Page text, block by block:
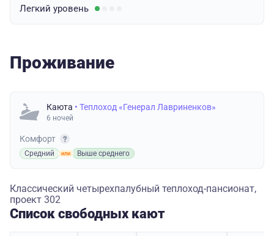
Легкий уровень
Проживание
Каюта • Теплоход «Генерал Лавриненков»
6 ночей
Комфорт
Средний Выше среднего
Классический четырехпалубный теплоход-пансионат,
проект 302
Список свободных кают